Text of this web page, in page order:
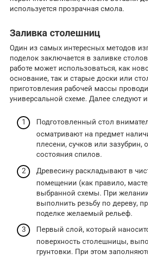
используется прозрачная смола.
Заливка столешниц
Один из самых интересных методов
поделок заключается в заливке
работе может использоваться, как
основание, так и старые доски или
приготовления рабочей массы
универсальной схеме. Далее следуют
Подготовленный стол
осматривают на предмет
плесени, сучков или зазубрин,
состояния спилов.
Древесину раскладывают в
помещении (как правило,
выбранной схемы. При
выполнить резьбу по дереву,
поделке желаемый рельеф.
Первый слой, который
поверхность столешницы,
грунтовки. При этом